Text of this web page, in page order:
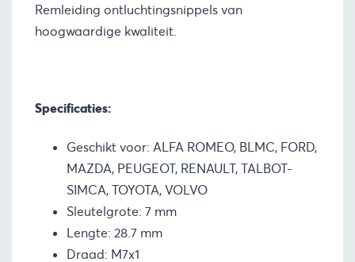
Remleiding ontluchtingsnippels van
hoogwaardige kwaliteit.
Specificaties:
Geschikt voor: ALFA ROMEO, BLMC, FORD,
MAZDA, PEUGEOT, RENAULT, TALBOT-
SIMCA, TOYOTA, VOLVO
Sleutelgrote: 7 mm
Lengte: 28.7 mm
Draad: M7x1